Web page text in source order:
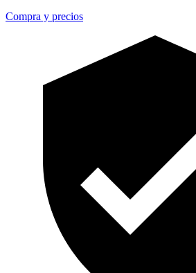
Compra y precios